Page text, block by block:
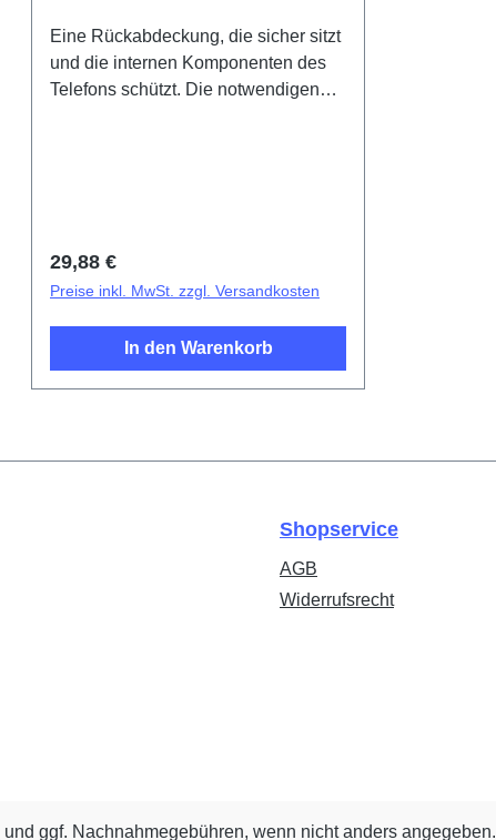
Eine Rückabdeckung, die sicher sitzt
und die internen Komponenten des
Telefons schützt. Die notwendigen
Regulärer Preis:
29,88 €
Preise inkl. MwSt. zzgl. Versandkosten
In den Warenkorb
Shopservice
AGB
Widerrufsrecht
und ggf. Nachnahmegebühren, wenn nicht anders angegeben.